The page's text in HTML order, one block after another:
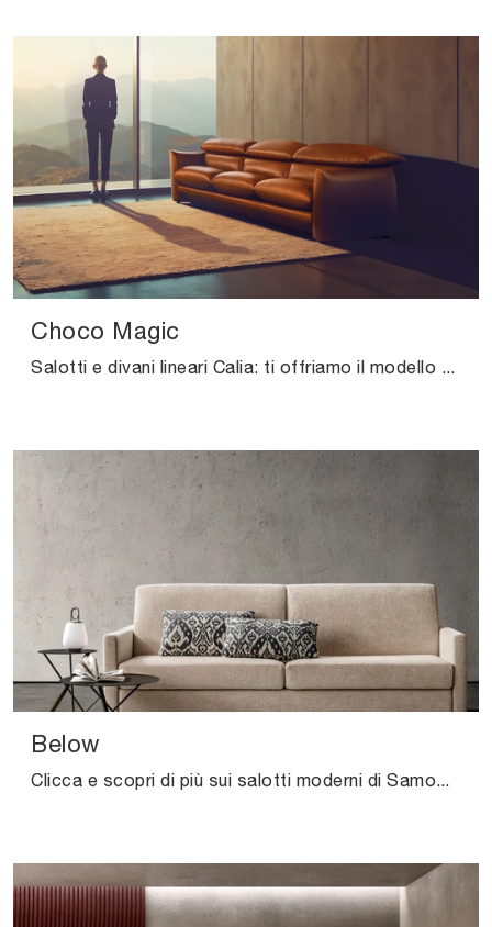
Choco Magic
Below
Clicca e scopri di più sui salotti moderni di Samoa! Diversi modelli di divani, come Below, ti attendono.